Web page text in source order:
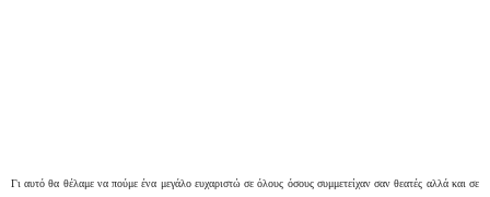
Γι αυτό θα θέλαμε να πούμε ένα μεγάλο ευχαριστώ σε όλους όσους συμμετείχαν σαν θεατές αλλά και σε